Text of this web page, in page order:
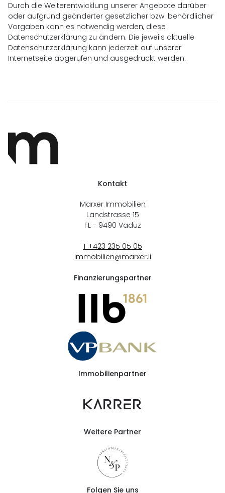
Durch die Weiterentwicklung unserer Angebote darüber
oder aufgrund geänderter gesetzlicher bzw. behördlicher
Vorgaben kann es notwendig werden, diese
Datenschutzerklärung zu ändern. Die jeweils aktuelle
Datenschutzerklärung kann jederzeit auf unserer
Internetseite abgerufen und ausgedruckt werden.
Kontakt
Marxer Immobilien
Landstrasse 15
FL - 9490 Vaduz
T +423 235 05 05
immobilien@marxer.li
Finanzierungspartner
Immobilienpartner
Weitere Partner
Folgen Sie uns